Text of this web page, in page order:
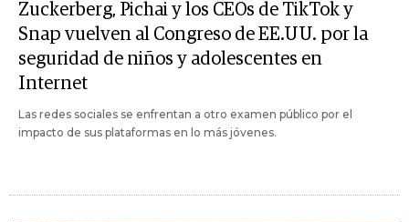
Zuckerberg, Pichai y los CEOs de TikTok y
Snap vuelven al Congreso de EE.UU. por la
seguridad de niños y adolescentes en
Internet
Las redes sociales se enfrentan a otro examen público por el
impacto de sus plataformas en lo más jóvenes.